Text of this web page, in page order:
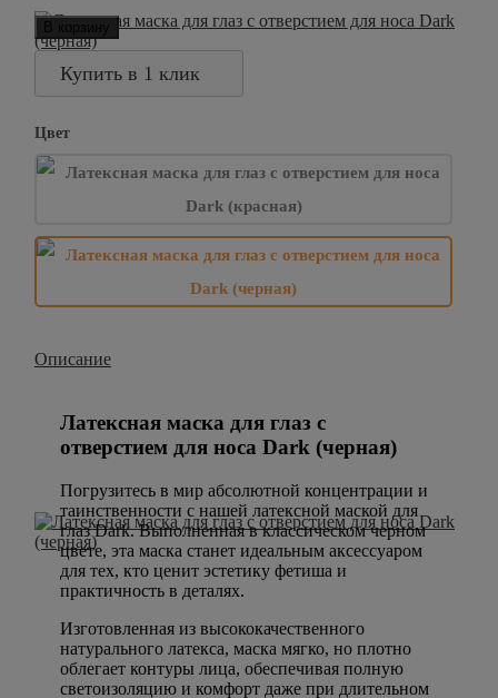
В корзину
Купить в 1 клик
Цвет
Описание
Латексная маска для глаз с
отверстием для носа Dark (черная)
Погрузитесь в мир абсолютной концентрации и
таинственности с нашей латексной маской для
глаз Dark. Выполненная в классическом черном
цвете, эта маска станет идеальным аксессуаром
для тех, кто ценит эстетику фетиша и
практичность в деталях.
Изготовленная из высококачественного
натурального латекса, маска мягко, но плотно
облегает контуры лица, обеспечивая полную
светоизоляцию и комфорт даже при длительном